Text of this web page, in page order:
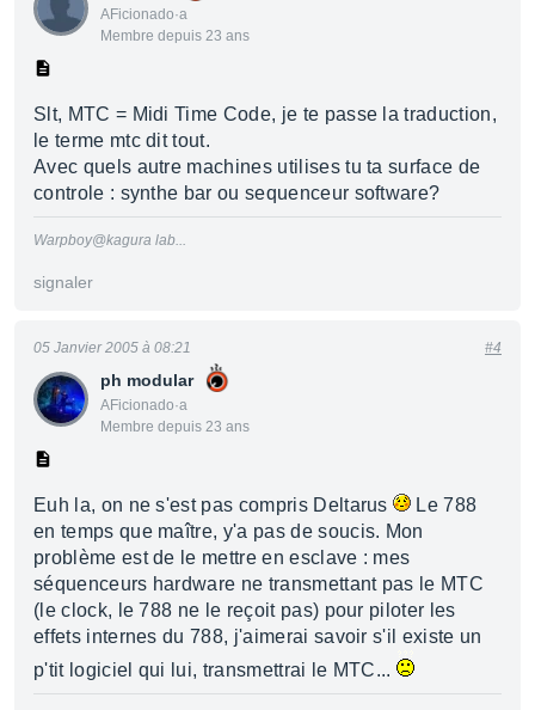
AFicionado·a
Membre depuis 23 ans
Slt, MTC = Midi Time Code, je te passe la traduction,
le terme mtc dit tout.
Avec quels autre machines utilises tu ta surface de
controle : synthe bar ou sequenceur software?
Warpboy@kagura lab...
signaler
ph modular
AFicionado·a
Membre depuis 23 ans
05 Janvier 2005 à 08:21 #4
Euh la, on ne s'est pas compris Deltarus
Le 788
en temps que maître, y'a pas de soucis. Mon
problème est de le mettre en esclave : mes
séquenceurs hardware ne transmettant pas le MTC
(le clock, le 788 ne le reçoit pas) pour piloter les
effets internes du 788, j'aimerai savoir s'il existe un
p'tit logiciel qui lui, transmettrai le MTC...